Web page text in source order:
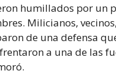
humillados por un
Milicianos,
de una defensa
a una de las